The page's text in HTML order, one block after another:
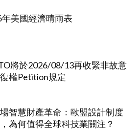
年美國經濟晴雨表
將於2026/08/13再收緊非故意
權Petition規定
智慧財產革命：歐盟設計制度
為何值得全球科技業關注？